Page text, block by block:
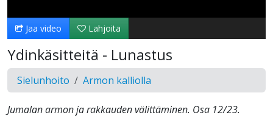
Jaa video Lahjoita
Ydinkäsitteitä - Lunastus
Sielunhoito Armon kalliolla
Jumalan armon ja rakkauden välittäminen. Osa 12/23.